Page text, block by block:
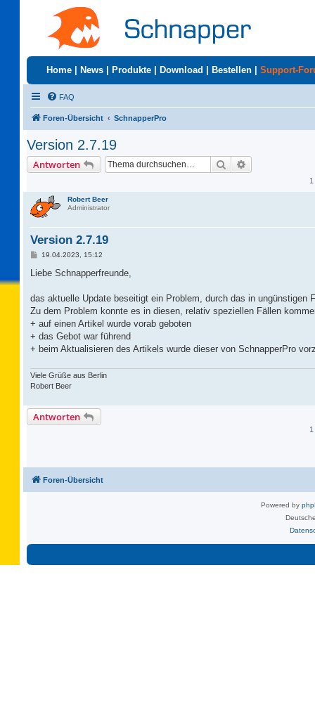
Home News Produkte Download Bestellen Support-
FAQ
Foren-Übersicht SchnapperPro
Version 2.7.19
Antworten Suche
Robert Beer
Administrator
Version 2.7.19
B
i
a
19.04.2023, 15:12
Liebe Schnapperfreunde,
das aktuelle Update beseitigt ein Problem, durch das in ungünstigen
Zu dem Problem konnte es in diesen, relativ speziellen Fällen
+ auf einen Artikel wurde vorab geboten
+ das Gebot war führend
+ beim Aktualisieren des Artikels wurde dieser von SchnapperPro
Viele Grüße aus Berlin
Robert Beer
Antworten
Foren-Übersicht
Powered by